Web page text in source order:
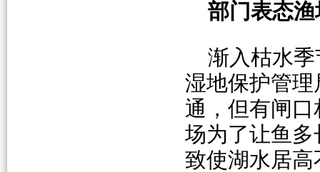
部门表态
渐入枯水
湿地保护管
通，但有闸
场为了让鱼
致使湖水居